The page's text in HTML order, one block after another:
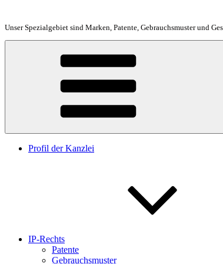
springen
Unser Spezialgebiet sind Marken, Patente, Gebrauchsmuster und
Profil der Kanzlei
IP-Rechts
Patente
Gebrauchsmuster